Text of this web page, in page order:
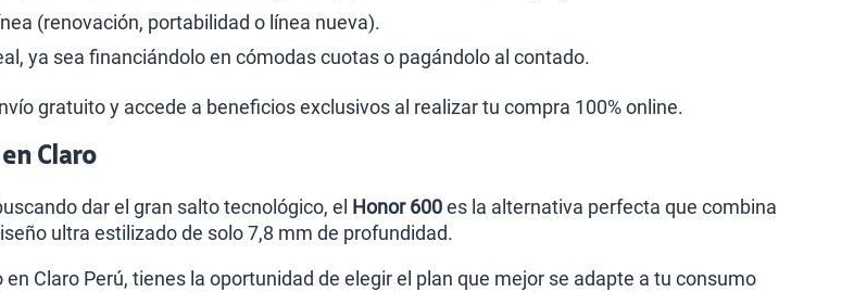
(renovación, portabilidad o línea nueva).
ya sea financiándolo en cómodas cuotas o pagándolo al contado.
gratuito y accede a beneficios exclusivos al realizar tu compra 100% online.
Claro
dar el gran salto tecnológico, el Honor 600es la alternativa perfecta que combina
ultra estilizado de solo 7,8 mm de profundidad.
Claro Perú, tienes la oportunidad de elegir el plan que mejor se adapte a tu consumo